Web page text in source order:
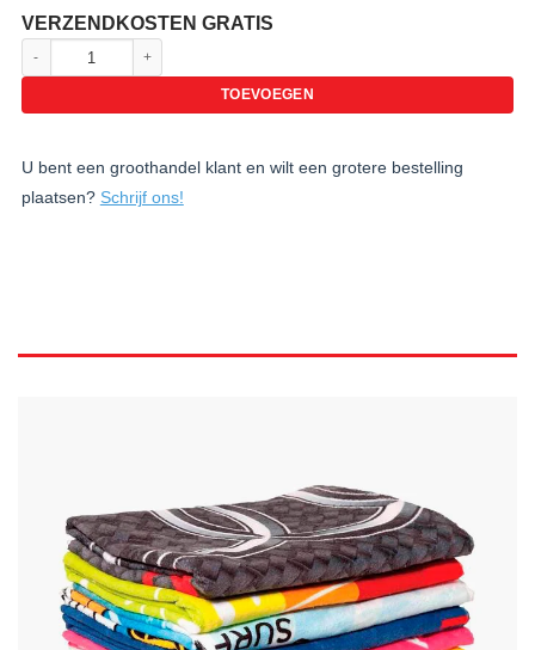
VERZENDKOSTEN GRATIS
TOEVOEGEN
U bent een groothandel klant en wilt een grotere bestelling
plaatsen? Schrijf ons!